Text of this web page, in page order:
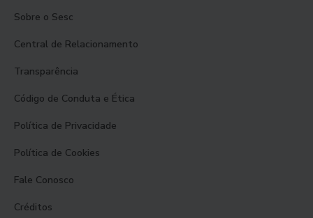
Sobre o Sesc
Central de Relacionamento
Transparência
Código de Conduta e Ética
Política de Privacidade
Política de Cookies
Fale Conosco
Créditos